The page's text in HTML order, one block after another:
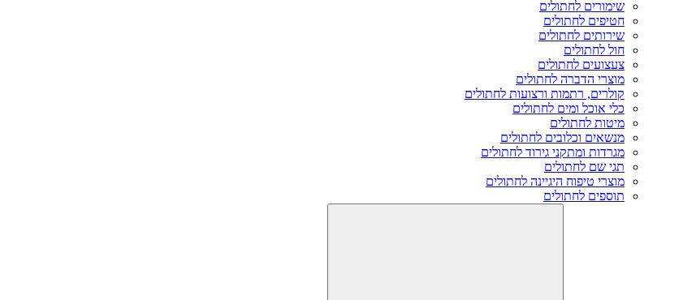
שימורים לחתולים
חטיפים לחתולים
שירותים לחתולים
חול לחתולים
צעצועים לחתולים
מוצרי הדברה לחתולים
קולרים, רתמות ורצועות לחתולים
כלי אוכל ומים לחתולים
מיטות לחתולים
מנשאים וכלובים לחתולים
מגרדות ומתקני גירוד לחתולים
תגי שם לחתולים
מוצרי טיפוח היגיינה לחתולים
תוספים לחתולים